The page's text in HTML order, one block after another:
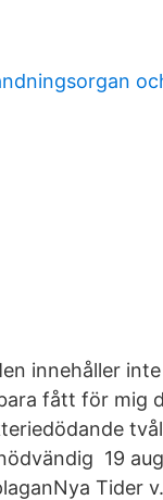
innehåller
fått för mig
19
Tider